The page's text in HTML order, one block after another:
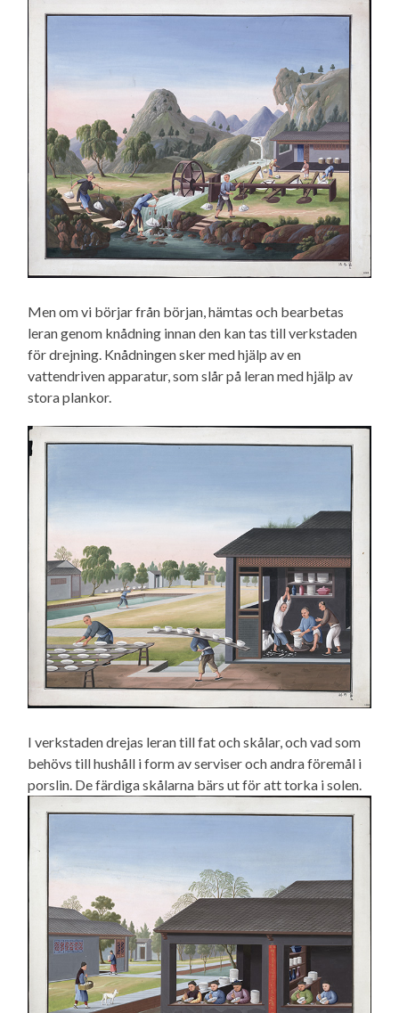
Men om vi börjar från början, hämtas och bearbetas
leran genom knådning innan den kan tas till verkstaden
för drejning. Knådningen sker med hjälp av en
vattendriven apparatur, som slår på leran med hjälp av
stora plankor.
I verkstaden drejas leran till fat och skålar, och vad som
behövs till hushåll i form av serviser och andra föremål i
porslin. De färdiga skålarna bärs ut för att torka i solen.